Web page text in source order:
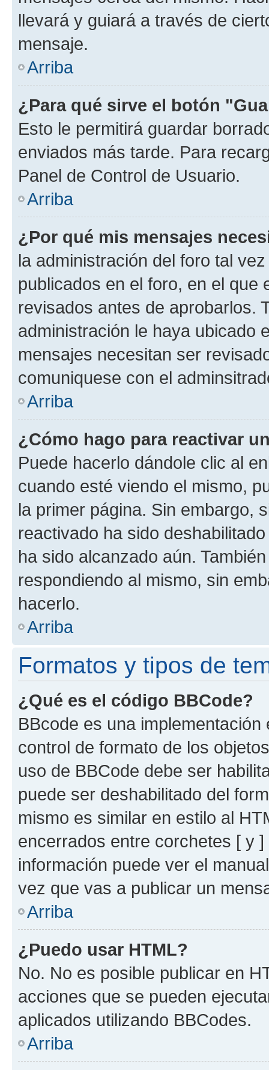
llevará y guiará a través de
mensaje.
Arriba
¿Para qué sirve el botón
Esto le permitirá guardar
enviados más tarde. Para
Panel de Control de Usuario.
Arriba
¿Por qué mis mensajes
la administración del foro tal
publicados en el foro, en el
revisados antes de aprobarlos.
administración le haya ubicado
mensajes necesitan ser
comuniquese con el
Arriba
¿Cómo hago para reactivar
Puede hacerlo dándole clic al
cuando esté viendo el mismo,
la primer página. Sin embargo,
reactivado ha sido
ha sido alcanzado aún.
respondiendo al mismo, sin
hacerlo.
Arriba
Formatos y tipos de
¿Qué es el código BBCode?
BBcode es una
control de formato de los
uso de BBCode debe ser
puede ser deshabilitado del
mismo es similar en estilo al
encerrados entre corchetes [ y
información puede ver el
vez que vas a publicar un
Arriba
¿Puedo usar HTML?
No. No es posible publicar en
acciones que se pueden
aplicados utilizando BBCodes.
Arriba